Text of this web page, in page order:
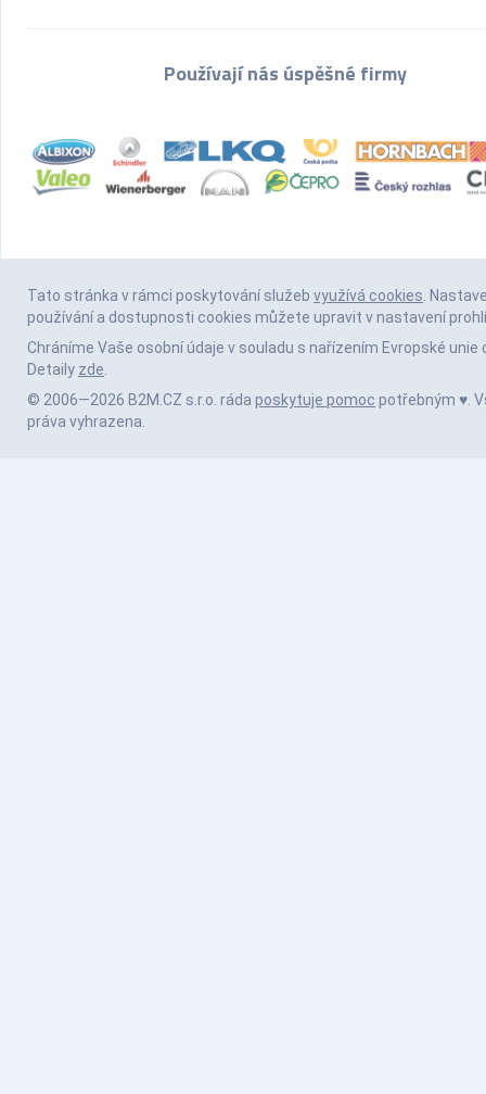
Používají nás úspěšné firmy
Tato stránka v rámci poskytování služeb využívá cookies.
používání a dostupnosti cookies můžete upravit v nastavení
Chráníme Vaše osobní údaje v souladu s nařízením Evropské unie
Detaily zde.
© 2006—2026 B2M.CZ s.r.o. ráda poskytuje pomoc potřebným ♥️.
práva vyhrazena.